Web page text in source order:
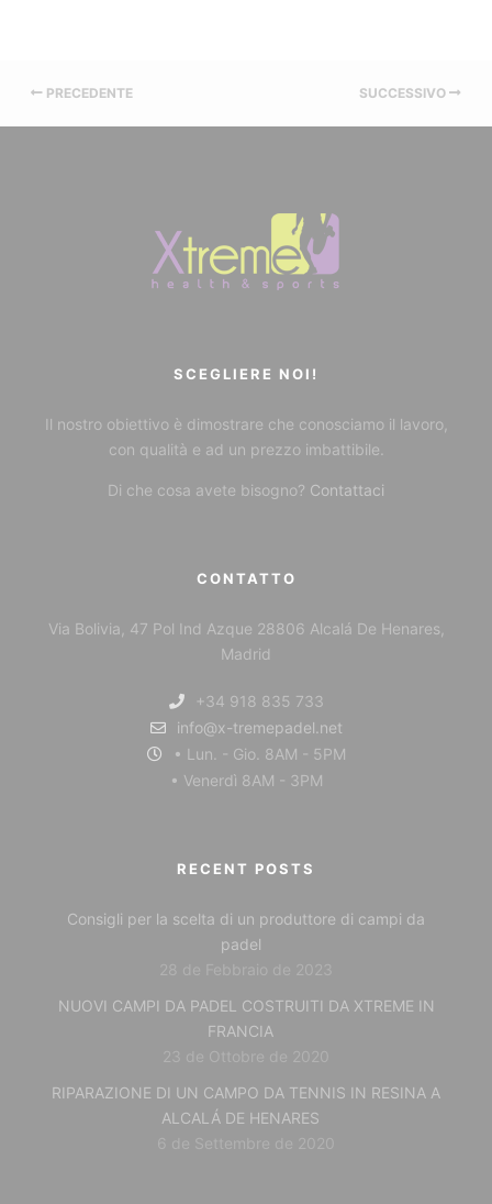
PRECEDENTE SUCCESSIVO
SCEGLIERE NOI!
Il nostro obiettivo è dimostrare che conosciamo il lavoro,
con qualità e ad un prezzo imbattibile.
Di che cosa avete bisogno? Contattaci
CONTATTO
Via Bolivia, 47 Pol Ind Azque 28806 Alcalá De Henares,
Madrid
+34 918 835 733
info@x-tremepadel.net
• Lun. - Gio. 8AM - 5PM
• Venerdì 8AM - 3PM
RECENT POSTS
Consigli per la scelta di un produttore di campi da
padel
NUOVI CAMPI DA PADEL COSTRUITI DA XTREME IN
FRANCIA
RIPARAZIONE DI UN CAMPO DA TENNIS IN RESINA A
ALCALÁ DE HENARES